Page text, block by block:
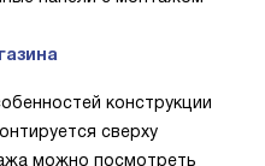
конструкции
сверху
можно посмотреть